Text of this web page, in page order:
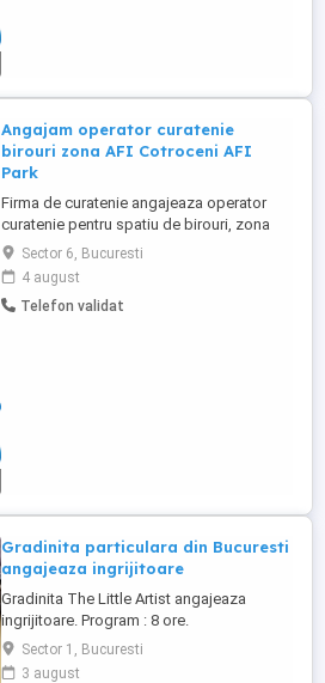
Angajam operator curatenie
birouri zona AFI Cotroceni AFI
Park
Firma de curatenie angajeaza operator
curatenie pentru spatiu de birouri, zona
AFI Cotroceni AFI Park, Sector 6. Program:
luni-vineri, 06:00 14:30 Pauza de masa: 30
minute Salariu: 3.000 lei net luna Contract
de munca Activitati principale: curatenie in
Sector 6, Bucuresti
4 august
Telefon validat
Gradinita particulara din Bucuresti
angajeaza ingrijitoare
Gradinita The Little Artist angajeaza
ingrijitoare. Program : 8 ore.
Sector 1, Bucuresti
3 august